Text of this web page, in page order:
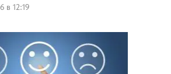
в 12:19